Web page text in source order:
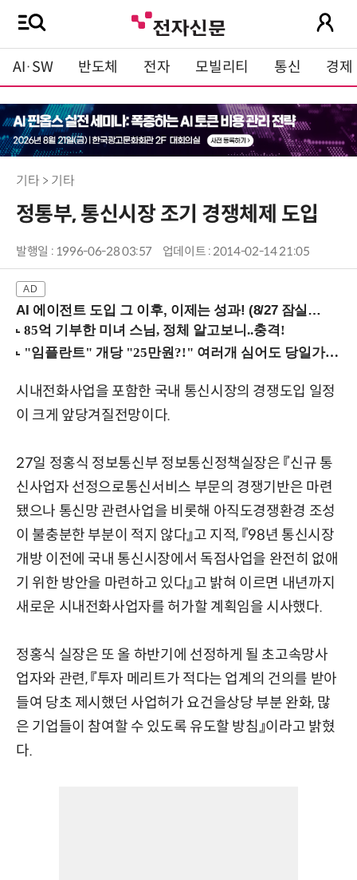
AI·SW 반도체 전자 모빌리티 통신 경제
기타 > 기타
정통부, 통신시장 조기 경쟁체제 도입
발행일 : 1996-06-28 03:57 업데이트 : 2014-02-14 21:05
AI 에이전트 도입 그 이후, 이제는 성과! (8/27 잠실역)
시내전화사업을 포함한 국내 통신시장의 경쟁도입 일정
이 크게 앞당겨질전망이다.
27일 정홍식 정보통신부 정보통신정책실장은 『신규 통
신사업자 선정으로통신서비스 부문의 경쟁기반은 마련
됐으나 통신망 관련사업을 비롯해 아직도경쟁환경 조성
이 불충분한 부분이 적지 않다』고 지적, 『98년 통신시장
개방 이전에 국내 통신시장에서 독점사업을 완전히 없애
기 위한 방안을 마련하고 있다』고 밝혀 이르면 내년까지
새로운 시내전화사업자를 허가할 계획임을 시사했다.
정홍식 실장은 또 올 하반기에 선정하게 될 초고속망사
업자와 관련, 『투자 메리트가 적다는 업계의 건의를 받아
들여 당초 제시했던 사업허가 요건을상당 부분 완화, 많
은 기업들이 참여할 수 있도록 유도할 방침』이라고 밝혔
다.